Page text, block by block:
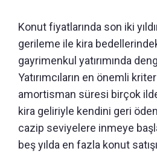
Konut fiyatlarında son iki
gerileme ile kira
gayrimenkul yatırımında
Yatırımcıların en önemli
amortisman süresi birçok
kira geliriyle kendini geri
cazip seviyelere inmeye
beş yılda en fazla konut